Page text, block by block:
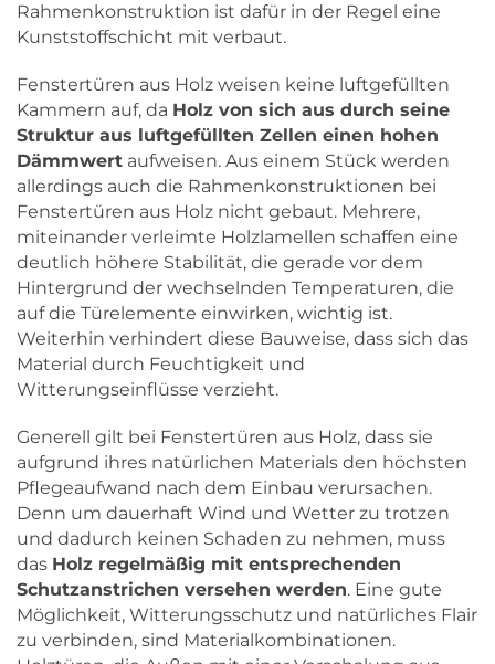
Rahmenkonstruktion ist dafür in der Regel eine
Kunststoffschicht mit verbaut.
Fenstertüren aus Holz weisen keine luftgefüllten
Kammern auf, da Holz von sich aus durch seine
Struktur aus luftgefüllten Zellen einen hohen
Dämmwert aufweisen. Aus einem Stück werden
allerdings auch die Rahmenkonstruktionen bei
Fenstertüren aus Holz nicht gebaut. Mehrere,
miteinander verleimte Holzlamellen schaffen eine
deutlich höhere Stabilität, die gerade vor dem
Hintergrund der wechselnden Temperaturen, die
auf die Türelemente einwirken, wichtig ist.
Weiterhin verhindert diese Bauweise, dass sich das
Material durch Feuchtigkeit und
Witterungseinflüsse verzieht.
Generell gilt bei Fenstertüren aus Holz, dass sie
aufgrund ihres natürlichen Materials den höchsten
Pflegeaufwand nach dem Einbau verursachen.
Denn um dauerhaft Wind und Wetter zu trotzen
und dadurch keinen Schaden zu nehmen, muss
das Holz regelmäßig mit entsprechenden
Schutzanstrichen versehen werden. Eine gute
Möglichkeit, Witterungsschutz und natürliches Flair
zu verbinden, sind Materialkombinationen.